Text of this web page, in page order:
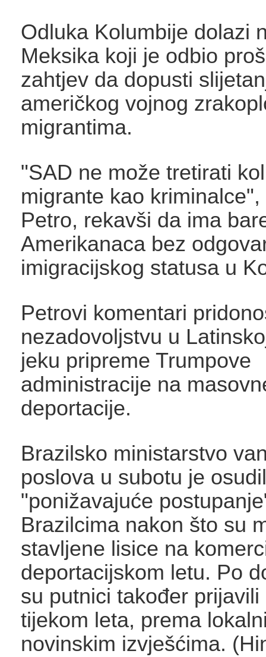
Odluka Kolumbije dolazi
Meksika koji je odbio
zahtjev da dopusti
američkog vojnog
migrantima.
"SAD ne može tretirati
migrante kao
Petro, rekavši da ima
Amerikanaca bez
imigracijskog statusa u
Petrovi komentari
nezadovoljstvu u
jeku pripreme Trumpove
administracije na
deportacije.
Brazilsko ministarstvo
poslova u subotu je
"ponižavajuće
Brazilcima nakon što su
stavljene lisice na
deportacijskom letu. Po
su putnici također
tijekom leta, prema
novinskim izvješćima.